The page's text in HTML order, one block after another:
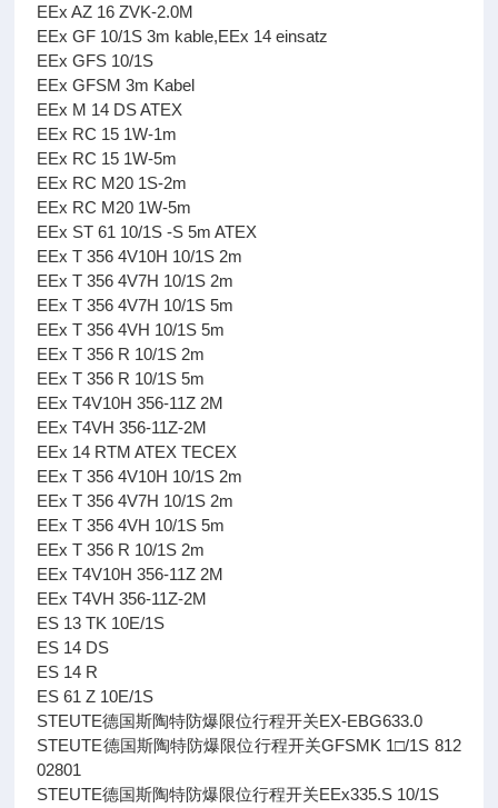
EEx AZ 16 ZVK-2.0M
EEx GF 10/1S 3m kable,EEx 14 einsatz
EEx GFS 10/1S
EEx GFSM 3m Kabel
EEx M 14 DS ATEX
EEx RC 15 1W-1m
EEx RC 15 1W-5m
EEx RC M20 1S-2m
EEx RC M20 1W-5m
EEx ST 61 10/1S -S 5m ATEX
EEx T 356 4V10H 10/1S 2m
EEx T 356 4V7H 10/1S 2m
EEx T 356 4V7H 10/1S 5m
EEx T 356 4VH 10/1S 5m
EEx T 356 R 10/1S 2m
EEx T 356 R 10/1S 5m
EEx T4V10H 356-11Z 2M
EEx T4VH 356-11Z-2M
EEx 14 RTM ATEX TECEX
EEx T 356 4V10H 10/1S 2m
EEx T 356 4V7H 10/1S 2m
EEx T 356 4VH 10/1S 5m
EEx T 356 R 10/1S 2m
EEx T4V10H 356-11Z 2M
EEx T4VH 356-11Z-2M
ES 13 TK 10E/1S
ES 14 DS
ES 14 R
ES 61 Z 10E/1S
STEUTE德国斯陶特防爆限位行程开关EX-EBG633.0
STEUTE德国斯陶特防爆限位行程开关GFSMK 1□/1S 812
02801
STEUTE德国斯陶特防爆限位行程开关EEx335.S 10/1S